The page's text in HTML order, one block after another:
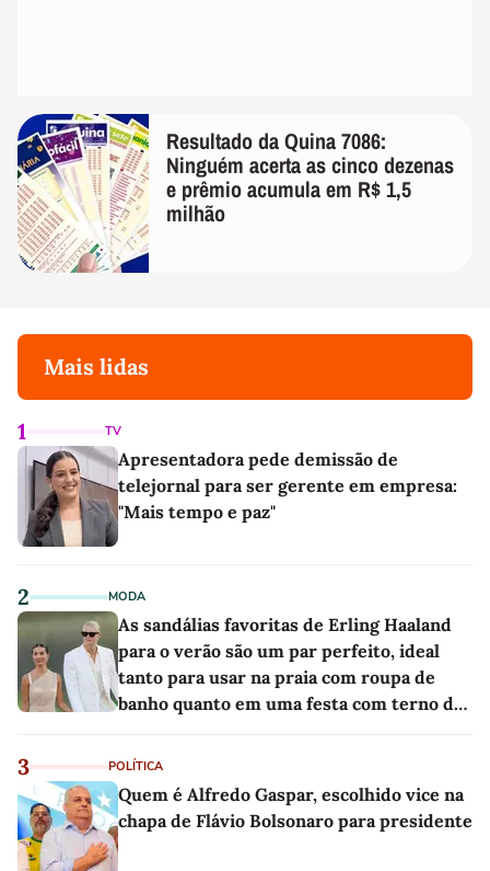
Resultado da Quina 7086:
Ninguém acerta as cinco dezenas
e prêmio acumula em R$ 1,5
milhão
Mais lidas
1 TV
Apresentadora pede demissão de
telejornal para ser gerente em empresa:
"Mais tempo e paz"
2 MODA
As sandálias favoritas de Erling Haaland
para o verão são um par perfeito, ideal
tanto para usar na praia com roupa de
banho quanto em uma festa com terno de
3 POLÍTICA
Quem é Alfredo Gaspar, escolhido vice na
chapa de Flávio Bolsonaro para presidente